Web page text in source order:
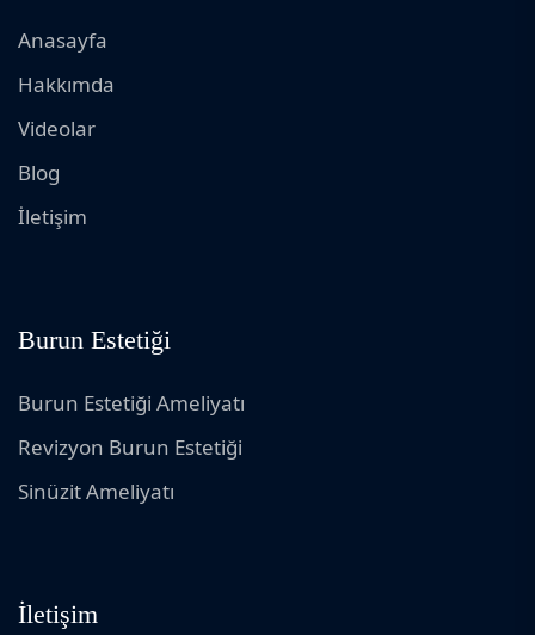
Anasayfa
Hakkımda
Videolar
Blog
İletişim
Burun Estetiği
Burun Estetiği Ameliyatı
Revizyon Burun Estetiği
Sinüzit Ameliyatı
İletişim